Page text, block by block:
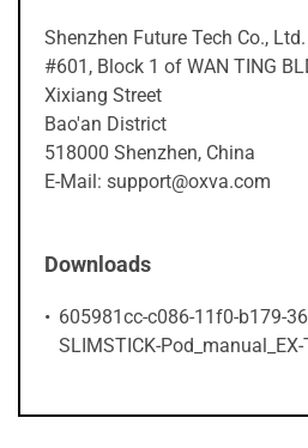
Shenzhen Future Tech Co., Ltd.
#601, Block 1 of WAN TING
Xixiang Street
Bao'an District
518000 Shenzhen, China
E-Mail: support@oxva.com
Downloads
605981cc-c086-11f0-b179-
SLIMSTICK-